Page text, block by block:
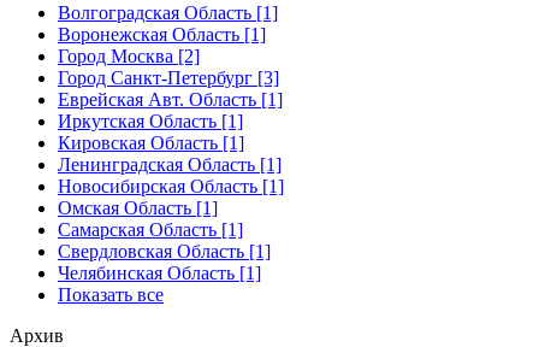
Волгоградская Область [1]
Воронежская Область [1]
Город Москва [2]
Город Санкт-Петербург [3]
Еврейская Авт. Область [1]
Иркутская Область [1]
Кировская Область [1]
Ленинградская Область [1]
Новосибирская Область [1]
Омская Область [1]
Самарская Область [1]
Свердловская Область [1]
Челябинская Область [1]
Показать все
Архив